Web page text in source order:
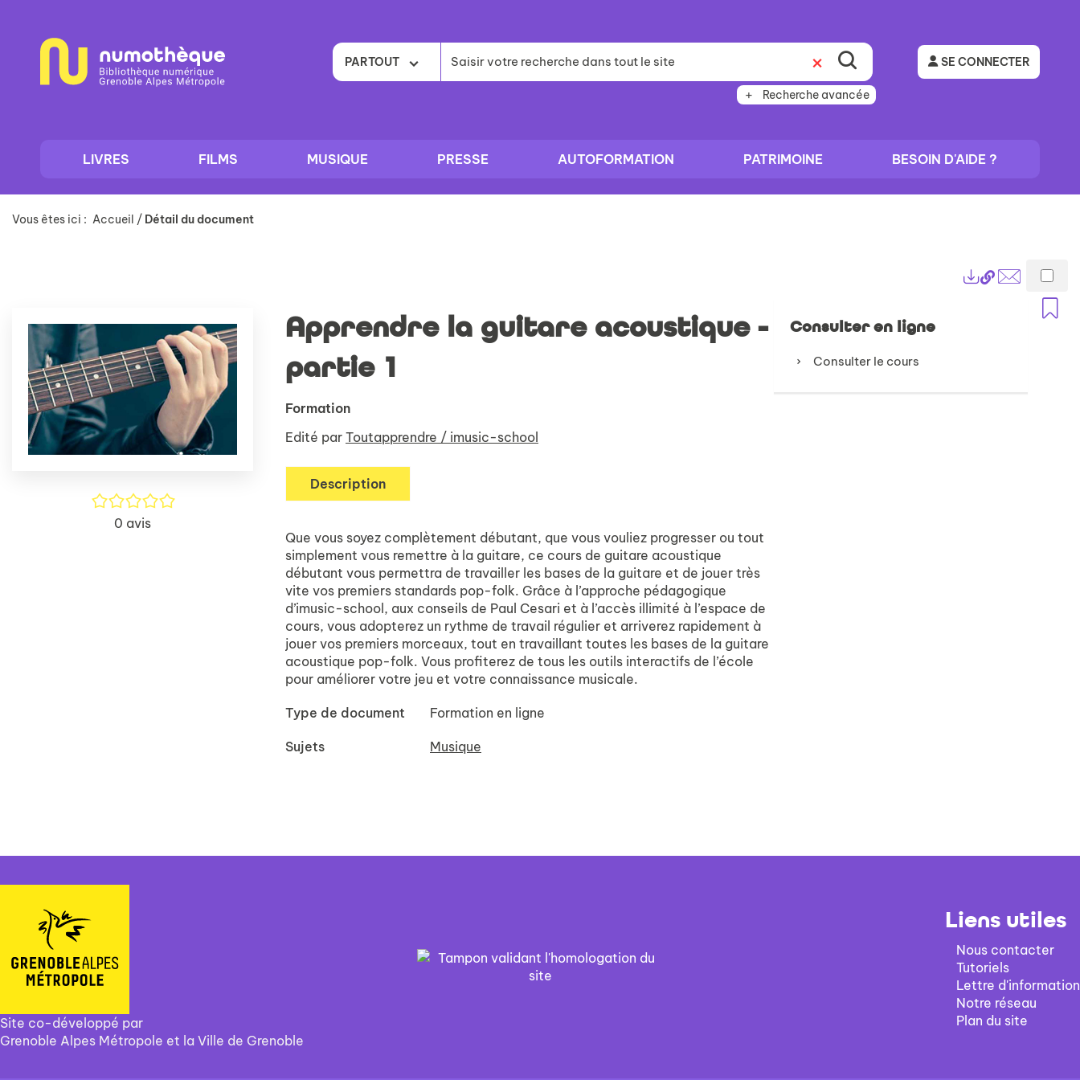
contenu
PARTOUT
Recherche avancée
SE CONNECTER
LIVRES FILMS MUSIQUE PRESSE AUTOFORMATION PATRIMOINE BESOIN D'AIDE ?
Vous êtes ici : Accueil / Détail du document
Lien
permanent
(Nouvelle
Envoyer
/5
0 avis
Apprendre la guitare acoustique -
partie 1
Formation
Edité par Toutapprendre / imusic-school
Description
Que vous soyez complètement débutant, que vous vouliez progresser ou tout
simplement vous remettre à la guitare, ce cours de guitare acoustique
débutant vous permettra de travailler les bases de la guitare et de jouer très
vite vos premiers standards pop-folk. Grâce à l’approche pédagogique
d’imusic-school, aux conseils de Paul Cesari et à l’accès illimité à l’espace de
cours, vous adopterez un rythme de travail régulier et arriverez rapidement à
jouer vos premiers morceaux, tout en travaillant toutes les bases de la guitare
acoustique pop-folk. Vous profiterez de tous les outils interactifs de l’école
pour améliorer votre jeu et votre connaissance musicale.
Type de document Formation en ligne
Sujets Musique
Consulter en ligne
Consulter le cours
Site co-développé par
Grenoble Alpes Métropole et la Ville de Grenoble
Liens utiles
Nous contacter
Tutoriels
Lettre d'information
Notre réseau
Plan du site